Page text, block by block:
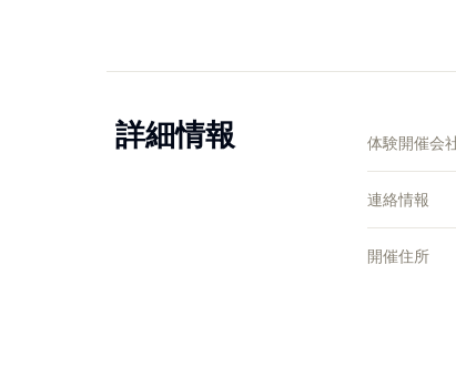
詳細情報 体験開催会
連絡情報
開催住所